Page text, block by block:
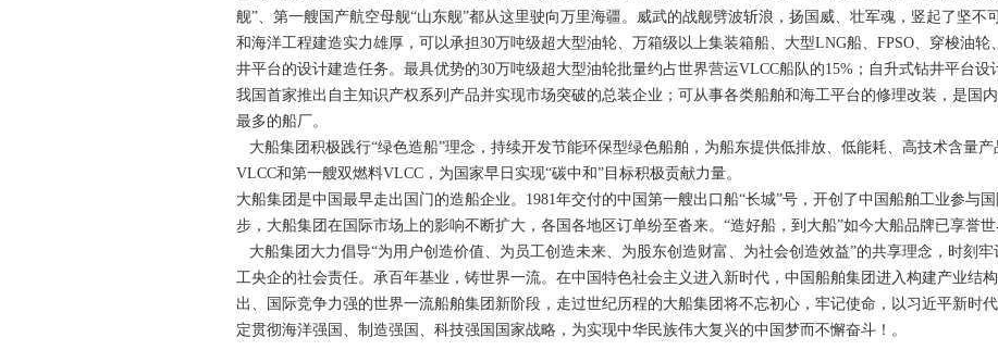
舰”、第一艘国产航空母舰“山东舰”都从这里驶向万里海疆。威武的战舰劈波斩浪，扬国威、壮军魂，竖起了坚不
和海洋工程建造实力雄厚，可以承担30万吨级超大型油轮、万箱级以上集装箱船、大型LNG船、FPSO、穿梭油
井平台的设计建造任务。最具优势的30万吨级超大型油轮批量约占世界营运VLCC船队的15%；自升式钻井平台
我国首家推出自主知识产权系列产品并实现市场突破的总装企业；可从事各类船舶和海工平台的修理改装，是国
最多的船厂。
大船集团积极践行“绿色造船”理念，持续开发节能环保型绿色船舶，为船东提供低排放、低能耗、高技术含量
VLCC和第一艘双燃料VLCC，为国家早日实现“碳中和”目标积极贡献力量。
大船集团是中国最早走出国门的造船企业。1981年交付的中国第一艘出口船“长城”号，开创了中国船舶工业参与
步，大船集团在国际市场上的影响不断扩大，各国各地区订单纷至沓来。“造好船，到大船”如今大船品牌已享誉世
大船集团大力倡导“为用户创造价值、为员工创造未来、为股东创造财富、为社会创造效益”的共享理念，时刻
工央企的社会责任。承百年基业，铸世界一流。在中国特色社会主义进入新时代，中国船舶集团进入构建产业结
出、国际竞争力强的世界一流船舶集团新阶段，走过世纪历程的大船集团将不忘初心，牢记使命，以习近平新时
定贯彻海洋强国、制造强国、科技强国国家战略，为实现中华民族伟大复兴的中国梦而不懈奋斗！。